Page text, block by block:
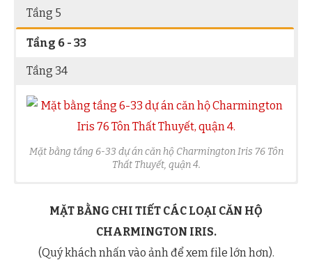
Tầng 5
Tầng 6 - 33
Tầng 34
Mặt bằng tầng 6-33 dự án căn hộ Charmington Iris 76 Tôn
Thất Thuyết, quận 4.
MẶT BẰNG CHI TIẾT CÁC LOẠI CĂN HỘ
CHARMINGTON IRIS.
(Quý khách nhấn vào ảnh để xem file lớn hơn).